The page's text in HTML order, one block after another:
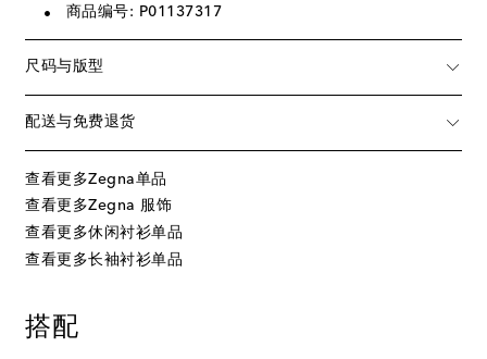
商品编号: P01137317
尺码与版型
配送与免费退货
查看更多Zegna单品
查看更多Zegna 服饰
查看更多休闲衬衫单品
查看更多长袖衬衫单品
搭配